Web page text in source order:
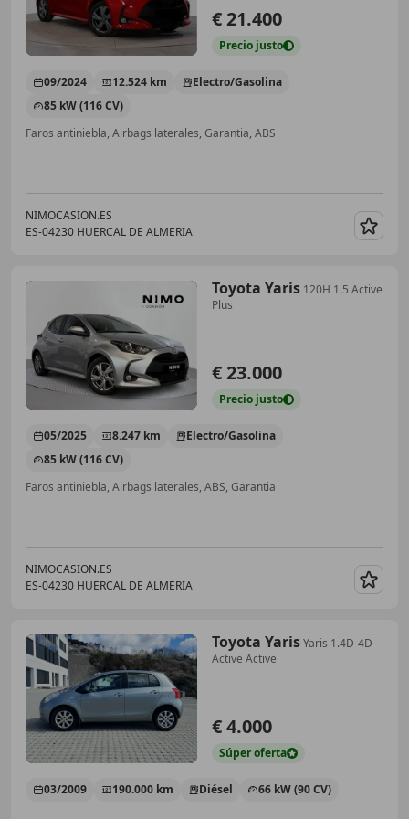
€ 21.400
Precio justo
09/2024 12.524 km
Electro/Gasolina
85 kW (116 CV)
Faros antiniebla, Airbags laterales, Garantia, ABS
NIMOCASION.ES
ES-04230 HUERCAL DE ALMERIA
Toyota Yaris 120H 1.5 Active
Plus
€ 23.000
Precio justo
05/2025 8.247 km
Electro/Gasolina
85 kW (116 CV)
Faros antiniebla, Airbags laterales, ABS, Garantia
NIMOCASION.ES
ES-04230 HUERCAL DE ALMERIA
Toyota YarisYaris 1.4D-4D
Active Active
€ 4.000
Súperoferta
03/2009 190.000 km Diésel 66 kW (90 CV)